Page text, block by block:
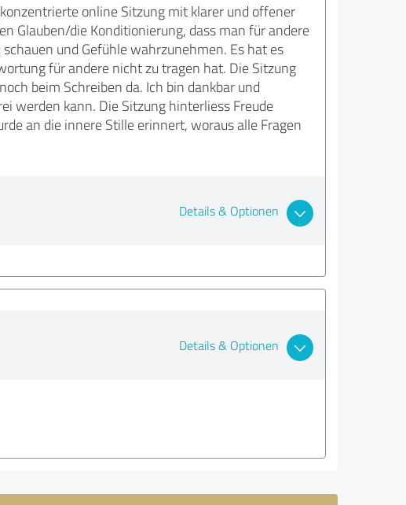
online Sitzung mit klarer und offener
Glauben/die Konditionierung, dass man für andere
und Gefühle wahrzunehmen. Es hat es
für andere nicht zu tragen hat. Die Sitzung
beim Schreiben da. Ich bin dankbar und
werden kann. Die Sitzung hinterliess Freude
an die innere Stille erinnert, woraus alle Fragen
Details & Optionen
Details & Optionen